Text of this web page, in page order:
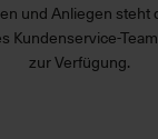
und Anliegen steht
Kundenservice-
zur Verfügung.